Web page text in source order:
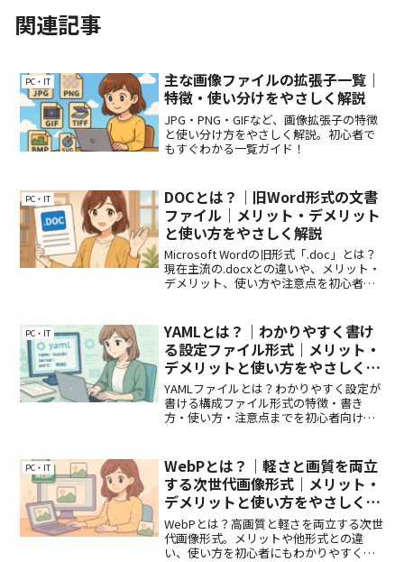
関連記事
PC・IT
主な画像ファイルの拡張子一覧｜
特徴・使い分けをやさしく解説
JPG・PNG・GIFなど、画像拡張子の特徴
と使い分け方をやさしく解説。初心者で
もすぐわかる一覧ガイド！
PC・IT
DOCとは？｜旧Word形式の文書
ファイル｜メリット・デメリット
と使い方をやさしく解説
Microsoft Wordの旧形式「.doc」とは？
現在主流の.docxとの違いや、メリット・
デメリット、使い方や注意点を初心者向
PC・IT
YAMLとは？｜わかりやすく書け
る設定ファイル形式｜メリット・
デメリットと使い方をやさしく解
説
YAMLファイルとは？わかりやすく設定が
書ける構成ファイル形式の特徴・書き
方・使い方・注意点までを初心者向けに
PC・IT
WebPとは？｜軽さと画質を両立
する次世代画像形式｜メリット・
デメリットと使い方をやさしく解
説
WebPとは？高画質と軽さを両立する次世
代画像形式。メリットや他形式との違
い、使い方を初心者にもわかりやすく解